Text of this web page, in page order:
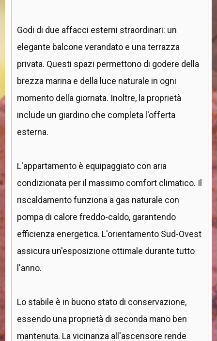
Godi di due affacci esterni straordinari: un
elegante balcone verandato e una terrazza
privata. Questi spazi permettono di godere della
brezza marina e della luce naturale in ogni
momento della giornata. Inoltre, la proprietà
include un giardino che completa l'offerta
esterna.
L'appartamento è equipaggiato con aria
condizionata per il massimo comfort climatico. Il
riscaldamento funziona a gas naturale con
pompa di calore freddo-caldo, garantendo
efficienza energetica. L'orientamento Sud-Ovest
assicura un'esposizione ottimale durante tutto
l'anno.
Lo stabile è in buono stato di conservazione,
essendo una proprietà di seconda mano ben
mantenuta. La vicinanza all'ascensore rende